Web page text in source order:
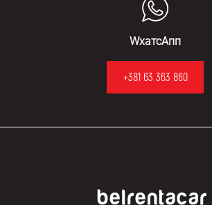
WхатсАпп
+381 63 363 860